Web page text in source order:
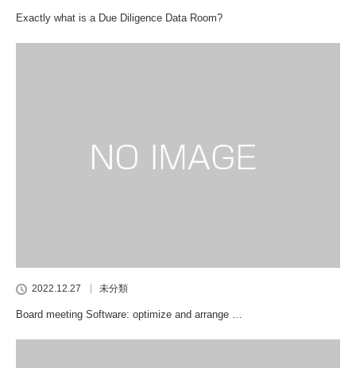
Exactly what is a Due Diligence Data Room?
2022.12.27 未分類
Board meeting Software: optimize and arrange …